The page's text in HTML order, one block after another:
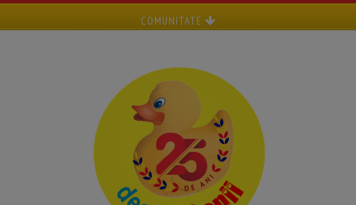
COMUNITATE